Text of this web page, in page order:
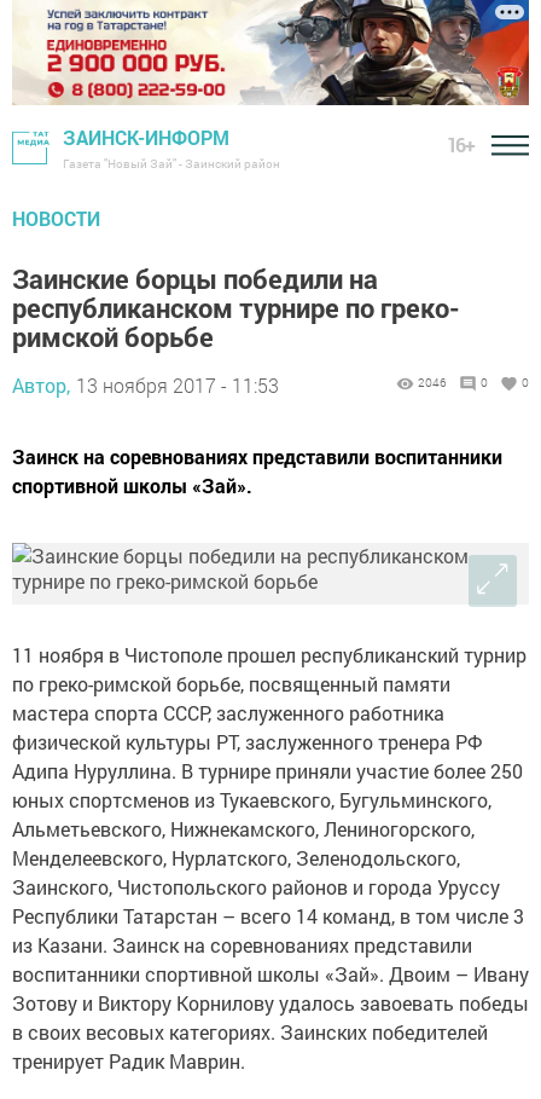
ЗАИНСК-ИНФОРМ
Газета "Новый Зай" - Заинский район
16+
НОВОСТИ
Заинские борцы победили на
республиканском турнире по греко-
римской борьбе
Автор, 13 ноября 2017 - 11:53 2046 0 0
Заинск на соревнованиях представили воспитанники
спортивной школы «Зай».
11 ноября в Чистополе прошел республиканский турнир
по греко-римской борьбе, посвященный памяти
мастера спорта СССР, заслуженного работника
физической культуры РТ, заслуженного тренера РФ
Адипа Нуруллина. В турнире приняли участие более 250
юных спортсменов из Тукаевского, Бугульминского,
Альметьевского, Нижнекамского, Лениногорского,
Менделеевского, Нурлатского, Зеленодольского,
Заинского, Чистопольского районов и города Уруссу
Республики Татарстан – всего 14 команд, в том числе 3
из Казани. Заинск на соревнованиях представили
воспитанники спортивной школы «Зай». Двоим – Ивану
Зотову и Виктору Корнилову удалось завоевать победы
в своих весовых категориях. Заинских победителей
тренирует Радик Маврин.